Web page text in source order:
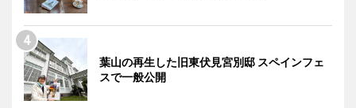
葉山の再生した旧東伏見宮別邸 スペインフェ
スで一般公開